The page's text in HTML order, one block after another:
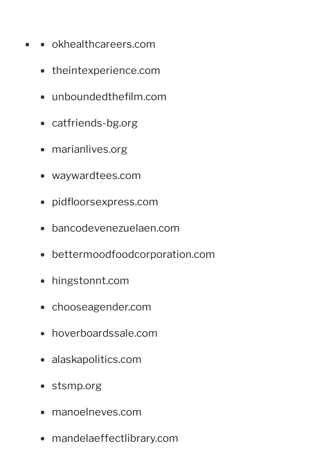
okhealthcareers.com
theintexperience.com
unboundedthefilm.com
catfriends-bg.org
marianlives.org
waywardtees.com
pidfloorsexpress.com
bancodevenezuelaen.com
bettermoodfoodcorporation.com
hingstonnt.com
chooseagender.com
hoverboardssale.com
alaskapolitics.com
stsmp.org
manoelneves.com
mandelaeffectlibrary.com